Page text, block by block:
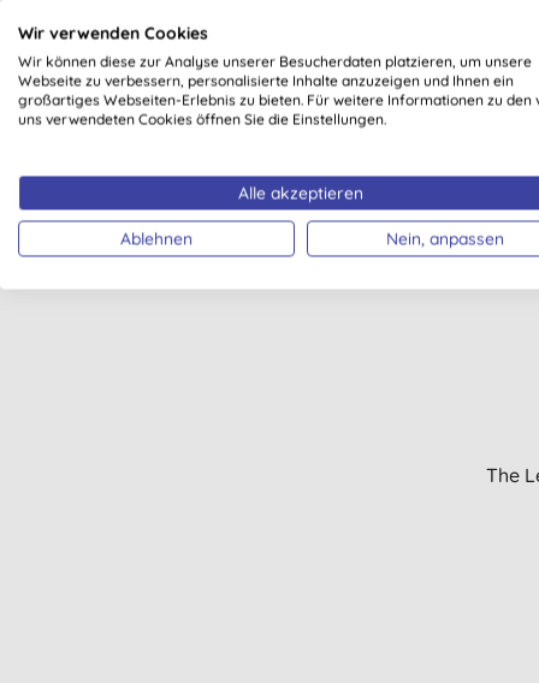
The
Wir verwenden Cookies
Wir können diese zur Analyse unserer Besucherdaten platzieren, um unsere
Webseite zu verbessern, personalisierte Inhalte anzuzeigen und Ihnen ein
großartiges Webseiten-Erlebnis zu bieten. Für weitere Informationen zu den
uns verwendeten Cookies öffnen Sie die Einstellungen.
Alle akzeptieren
Ablehnen Nein, anpassen